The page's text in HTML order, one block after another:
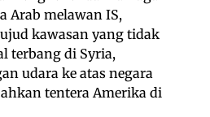
Arab melawan IS,
kawasan yang tidak
terbang di Syria,
udara ke atas negara
tentera Amerika di